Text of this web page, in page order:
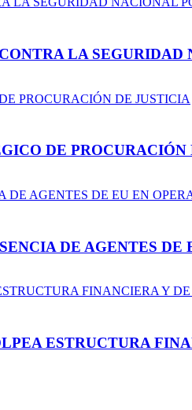
LA
DE
DE AGENTES
ESTRUCTURA